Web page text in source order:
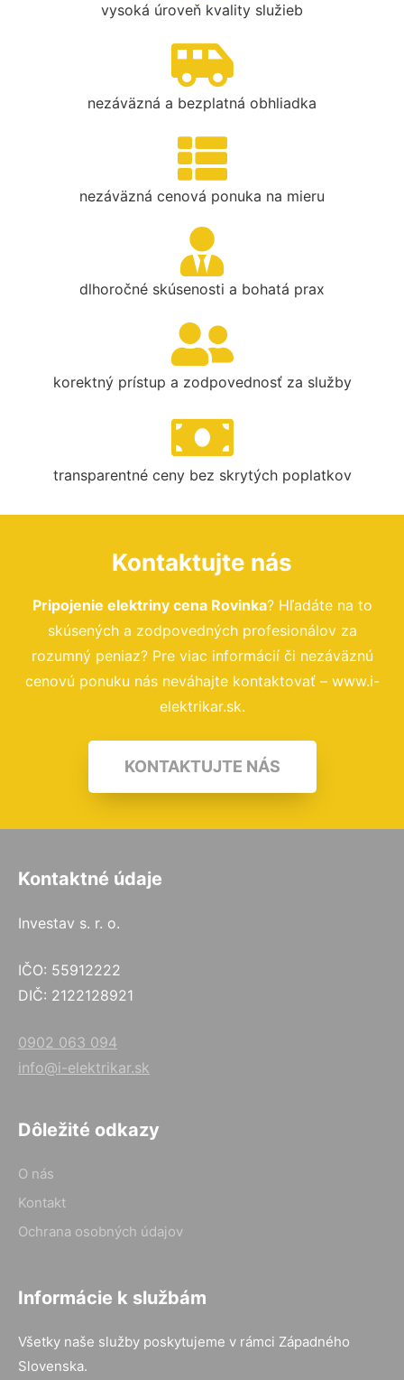
vysoká úroveň kvality služieb
nezáväzná a bezplatná obhliadka
nezáväzná cenová ponuka na mieru
dlhoročné skúsenosti a bohatá prax
korektný prístup a zodpovednosť za služby
transparentné ceny bez skrytých poplatkov
Kontaktujte nás
Pripojenie elektriny cena Rovinka? Hľadáte na to
skúsených a zodpovedných profesionálov za
rozumný peniaz? Pre viac informácií či nezáväznú
cenovú ponuku nás neváhajte kontaktovať – www.i-
elektrikar.sk.
KONTAKTUJTE NÁS
Kontaktné údaje
Investav s. r. o.
IČO: 55912222
DIČ: 2122128921
0902 063 094
info@i-elektrikar.sk
Dôležité odkazy
O nás
Kontakt
Ochrana osobných údajov
Informácie k službám
Všetky naše služby poskytujeme v rámci Západného
Slovenska.